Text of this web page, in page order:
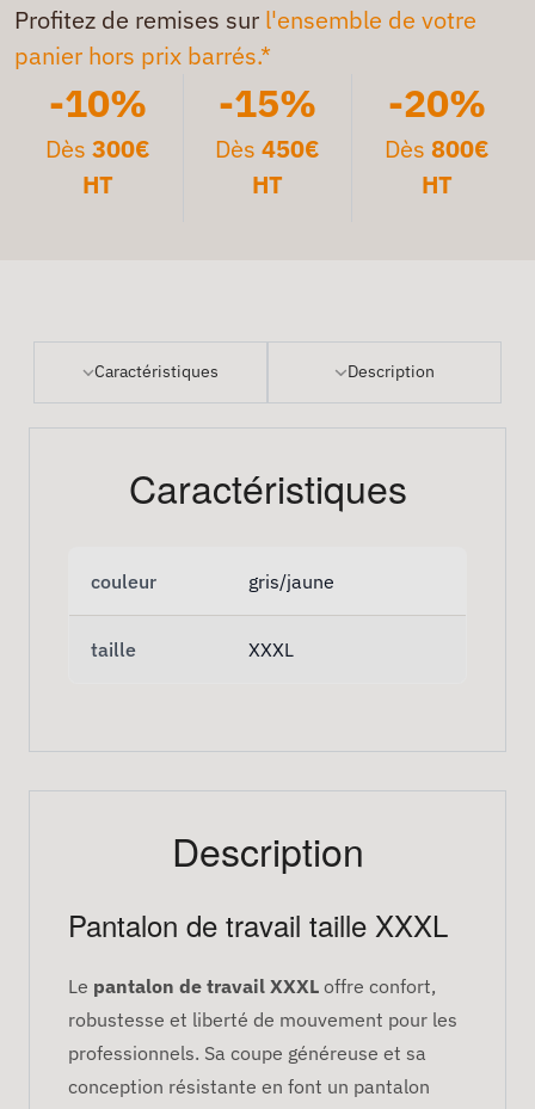
Profitez de remises sur l'ensemble de votre
panier hors prix barrés.*
-10%
Dès300€
HT
-15%
Dès 450€
HT
-20%
Dès 800€
HT
Caractéristiques Description
Caractéristiques
couleur gris/jaune
taille XXXL
Description
Pantalon de travail taille XXXL
Le pantalon de travail XXXL offre confort,
robustesse et liberté de mouvement pour les
professionnels. Sa coupe généreuse et sa
conception résistante en font un pantalon